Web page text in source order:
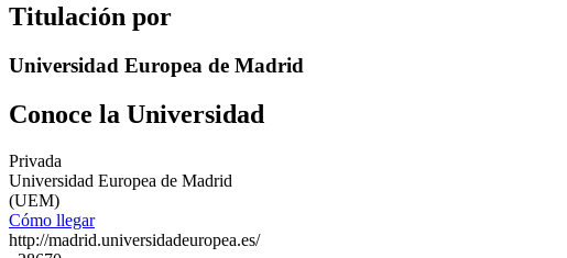
Titulación por
Universidad Europea de Madrid
Conoce la Universidad
Privada
Universidad Europea de Madrid
(UEM)
Cómo llegar
http://madrid.universidadeuropea.es/